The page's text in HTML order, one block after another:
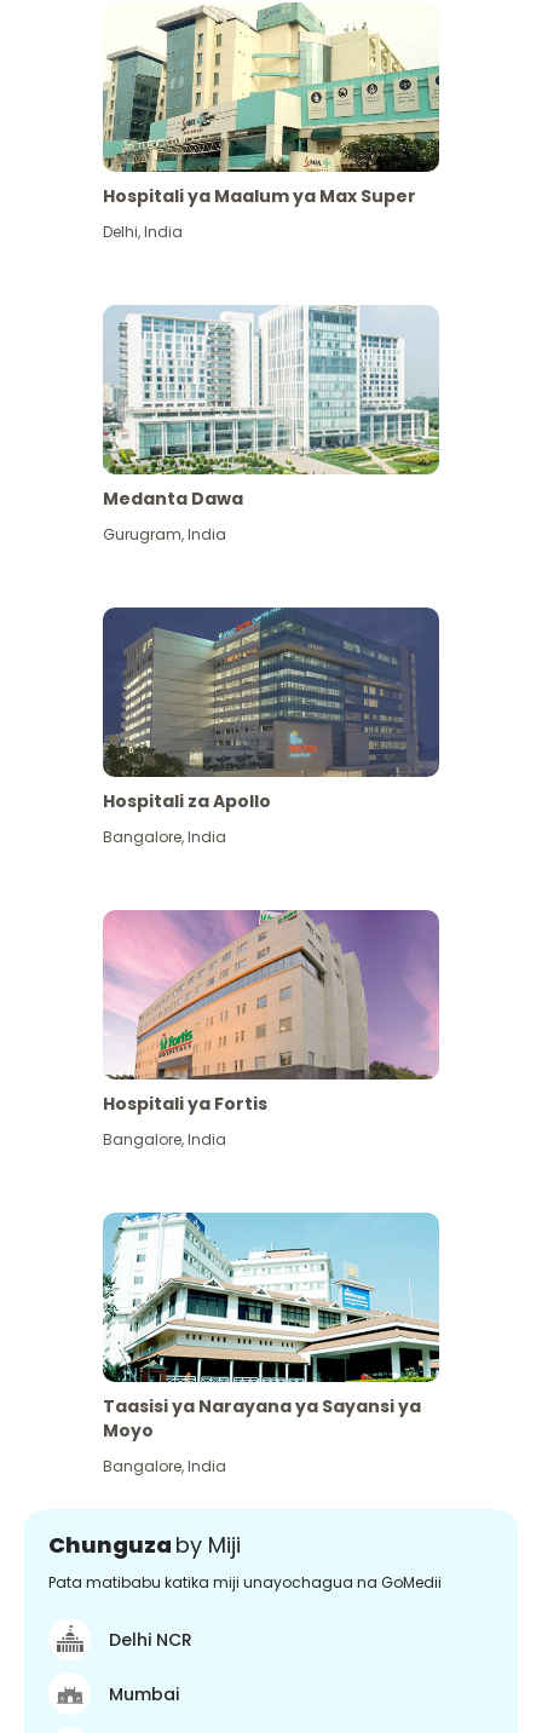
Hospitali ya Maalum ya Max Super
Delhi,India
Medanta Dawa
Gurugram,India
Hospitali za Apollo
Bangalore,India
Hospitali ya Fortis
Bangalore,India
Taasisi ya Narayana ya Sayansi ya
Moyo
Bangalore,India
Chunguza by Miji
Pata matibabu katika miji unayochagua na GoMedii
Delhi NCR
Mumbai